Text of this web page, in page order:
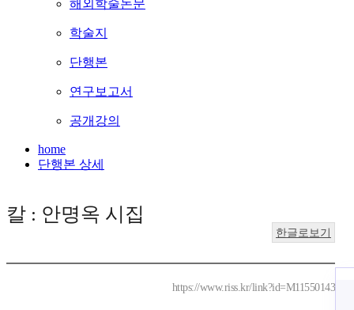
해외학술논문
학술지
단행본
연구보고서
공개강의
home
단행본 상세
칼 : 안명옥 시집
한글로보기
https://www.riss.kr/link?id=M11550143